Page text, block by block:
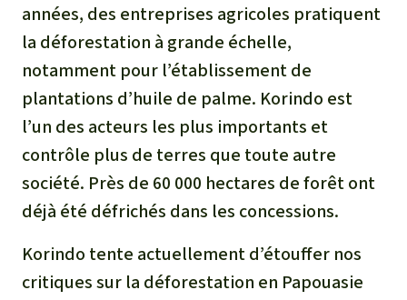
années, des entreprises agricoles pratiquent
la déforestation à grande échelle,
notamment pour l’établissement de
plantations d’huile de palme. Korindo est
l’un des acteurs les plus importants et
contrôle plus de terres que toute autre
société. Près de 60 000 hectares de forêt ont
déjà été défrichés dans les concessions.
Korindo tente actuellement d’étouffer nos
critiques sur la déforestation en Papouasie